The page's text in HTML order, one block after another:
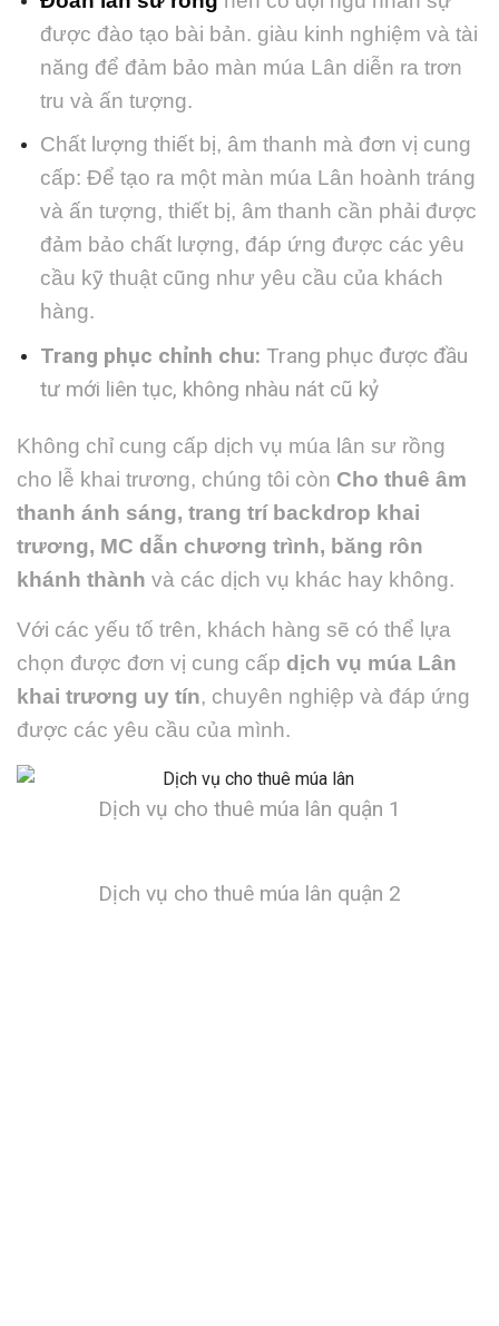
được đào tạo bài bản. giàu kinh nghiệm và tài
năng để đảm bảo màn múa Lân diễn ra trơn
tru và ấn tượng.
Chất lượng thiết bị, âm thanh mà đơn vị cung
cấp: Để tạo ra một màn múa Lân hoành tráng
và ấn tượng, thiết bị, âm thanh cần phải được
đảm bảo chất lượng, đáp ứng được các yêu
cầu kỹ thuật cũng như yêu cầu của khách
hàng.
Trang phục chỉnh chu: Trang phục được đầu
tư mới liên tục, không nhàu nát cũ kỷ
Không chỉ cung cấp dịch vụ múa lân sư rồng
cho lễ khai trương, chúng tôi còn Cho thuê âm
thanh ánh sáng, trang trí backdrop khai
trương, MC dẫn chương trình, băng rôn
khánh thành và các dịch vụ khác hay không.
Với các yếu tố trên, khách hàng sẽ có thể lựa
chọn được đơn vị cung cấp dịch vụ múa Lân
khai trương uy tín, chuyên nghiệp và đáp ứng
được các yêu cầu của mình.
Dịch vụ cho thuê múa lân quận 1
Dịch vụ cho thuê múa lân quận 2